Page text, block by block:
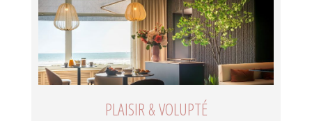
PLAISIR & VOLUPTÉ